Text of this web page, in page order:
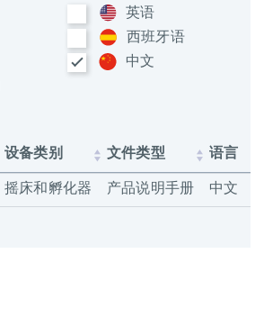
英语
西班牙语
中文
设备类别 文件类型 语言
摇床和孵化器 产品说明手册 中文